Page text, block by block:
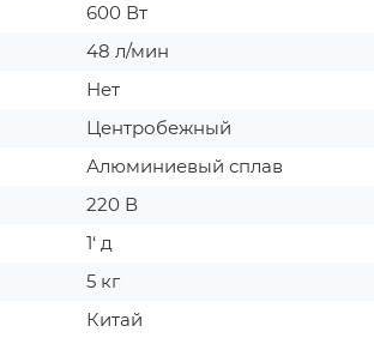
600 Вт
48 л/мин
Нет
Центробежный
Алюминиевый сплав
220 В
1‘ д
5 кг
Китай